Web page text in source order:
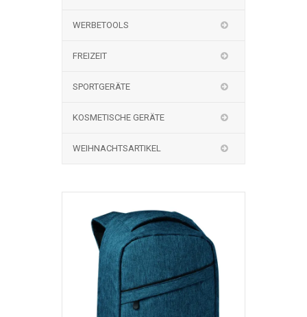
WERBETOOLS
FREIZEIT
SPORTGERÄTE
KOSMETISCHE GERÄTE
WEIHNACHTSARTIKEL